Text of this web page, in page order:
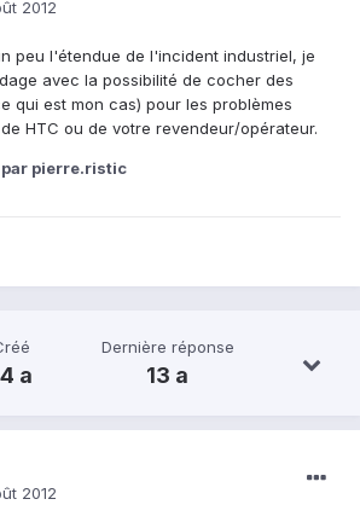
2012
peu l'étendue de l'incident industriel, je
avec la possibilité de cocher des
qui est mon cas) pour les problèmes
HTC ou de votre revendeur/opérateur.
par pierre.ristic
a
Dernière réponse
13 a
2012